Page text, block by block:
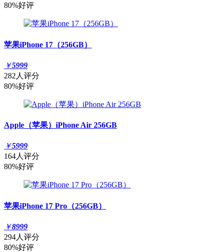
80%好评
苹果iPhone 17（256GB）
￥5999
282人评分
80%好评
Apple（苹果）iPhone Air 256GB
￥5999
164人评分
80%好评
苹果iPhone 17 Pro（256GB）
￥8999
294人评分
80%好评